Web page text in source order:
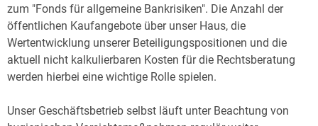
zum "Fonds für allgemeine Bankrisiken". Die Anzahl der
öffentlichen Kaufangebote über unser Haus, die
Wertentwicklung unserer Beteiligungspositionen und die
aktuell nicht kalkulierbaren Kosten für die Rechtsberatung
werden hierbei eine wichtige Rolle spielen.
Unser Geschäftsbetrieb selbst läuft unter Beachtung von